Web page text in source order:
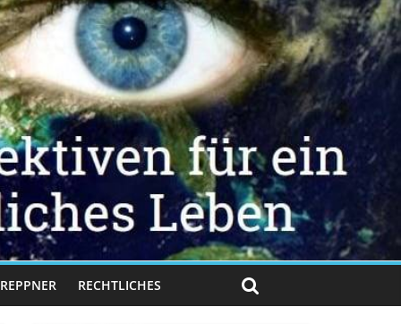
RECHTLICHES